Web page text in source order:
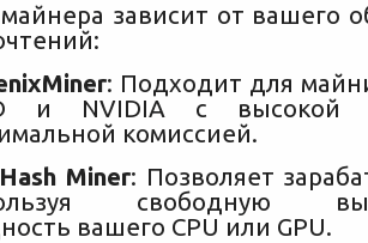
зависит от вашего
: Подходит для
и NVIDIA с высокой
комиссией.
Miner: Позволяет
свободную
вашего CPU или GPU.